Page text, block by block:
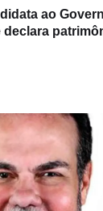
ao